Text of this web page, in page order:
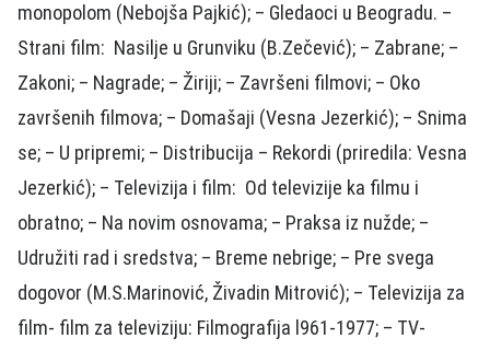
monopolom (Nebojša Pajkić); – Gledaoci u Beogradu. –
Strani film: Nasilje u Grunviku (B.Zečević); – Zabrane; –
Zakoni; – Nagrade; – Žiriji; – Završeni filmovi; – Oko
završenih filmova; – Domašaji (Vesna Jezerkić); – Snima
se; – U pripremi; – Distribucija – Rekordi (priredila: Vesna
Jezerkić); – Televizija i film: Od televizije ka filmu i
obratno; – Na novim osnovama; – Praksa iz nužde; –
Udružiti rad i sredstva; – Breme nebrige; – Pre svega
dogovor (M.S.Marinović, Živadin Mitrović); – Televizija za
film- film za televiziju: Filmografija l961-1977; – TV-